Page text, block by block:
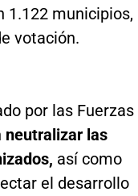
1.122 municipios,
votación.
por las Fuerzas
neutralizar las
así como
el desarrollo